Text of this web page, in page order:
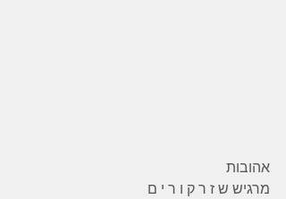
אהובות
מרגיש ש ז ר ק ו ר י ם